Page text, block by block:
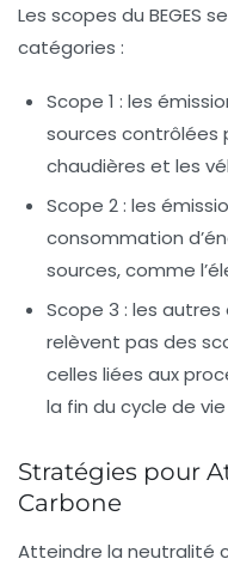
Les scopes du BEGES
catégories :
Scope 1 : les
sources contrôlées
chaudières et les
Scope 2: les
consommation
sources, comme
Scope 3 : les autres
relèvent pas des
celles liées aux
la fin du cycle de
Stratégies pour
Carbone
Atteindre la neutralité